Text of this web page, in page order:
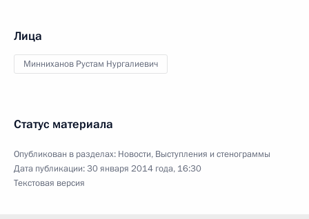
Лица
Минниханов Рустам Нургалиевич
Статус материала
Опубликован в разделах: Новости, Выступления и стенограммы
Дата публикации:30 января 2014 года, 16:30
Текстовая версия